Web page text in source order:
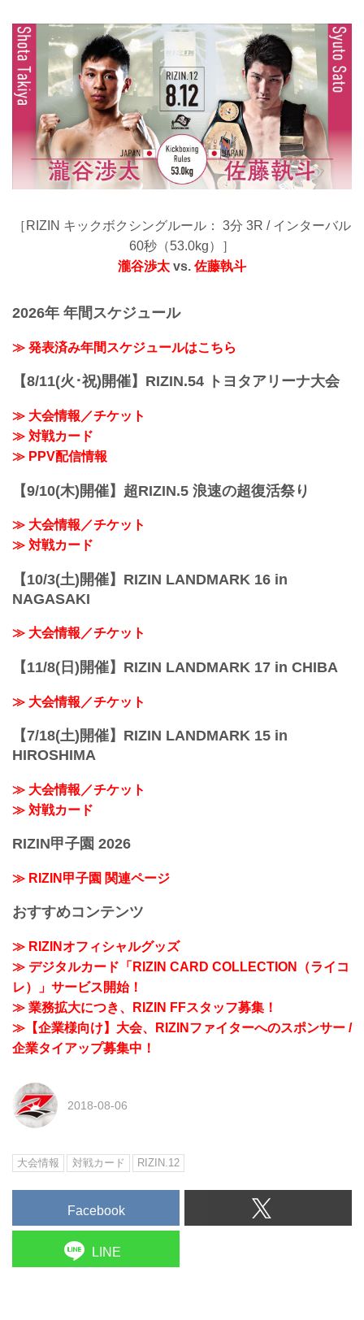
［RIZIN キックボクシングルール： 3分 3R / インターバル
60秒（53.0kg）］
瀧谷渉太 vs. 佐藤執斗
2026年 年間スケジュール
≫ 発表済み年間スケジュールはこちら
【8/11(火･祝)開催】RIZIN.54 トヨタアリーナ大会
≫ 大会情報／チケット
≫ 対戦カード
≫ PPV配信情報
【9/10(木)開催】超RIZIN.5 浪速の超復活祭り
≫ 大会情報／チケット
≫ 対戦カード
【10/3(土)開催】RIZIN LANDMARK 16 in
NAGASAKI
≫ 大会情報／チケット
【11/8(日)開催】RIZIN LANDMARK 17 in CHIBA
≫ 大会情報／チケット
【7/18(土)開催】RIZIN LANDMARK 15 in
HIROSHIMA
≫ 大会情報／チケット
≫ 対戦カード
RIZIN甲子園 2026
≫ RIZIN甲子園 関連ページ
おすすめコンテンツ
≫ RIZINオフィシャルグッズ
≫ デジタルカード「RIZIN CARD COLLECTION（ライコ
レ）」サービス開始！
≫ 業務拡大につき、RIZIN FFスタッフ募集！
≫【企業様向け】大会、RIZINファイターへのスポンサー /
企業タイアップ募集中！
2018-08-06
大会情報 対戦カード RIZIN.12
Facebook
LINE